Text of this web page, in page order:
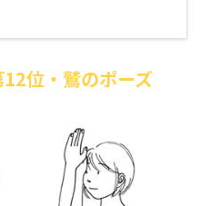
位・鷲のポーズ